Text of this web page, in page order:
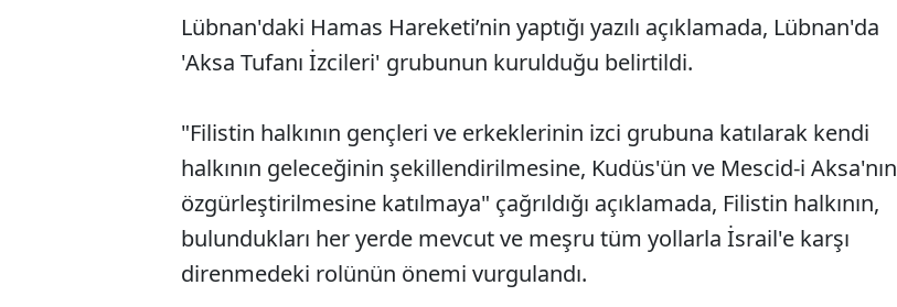
Lübnan'daki Hamas Hareketi’nin yaptığı yazılı açıklamada, Lübnan'da
'Aksa Tufanı İzcileri' grubunun kurulduğu belirtildi.
"Filistin halkının gençleri ve erkeklerinin izci grubuna katılarak kendi
halkının geleceğinin şekillendirilmesine, Kudüs'ün ve Mescid-i Aksa'nın
özgürleştirilmesine katılmaya" çağrıldığı açıklamada, Filistin halkının,
bulundukları her yerde mevcut ve meşru tüm yollarla İsrail'e karşı
direnmedeki rolünün önemi vurgulandı.